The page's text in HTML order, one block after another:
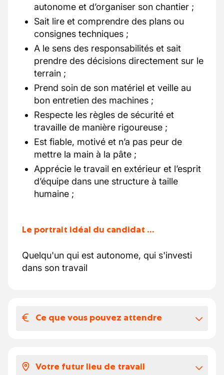
autonome et d’organiser son chantier ;
Sait lire et comprendre des plans ou
consignes techniques ;
A le sens des responsabilités et sait
prendre des décisions directement sur le
terrain ;
Prend soin de son matériel et veille au
bon entretien des machines ;
Respecte les règles de sécurité et
travaille de manière rigoureuse ;
Est fiable, motivé et n’a pas peur de
mettre la main à la pâte ;
Apprécie le travail en extérieur et l’esprit
d’équipe dans une structure à taille
humaine ;
Le portrait idéal du candidat …
Quelqu'un qui est autonome, qui s'investi
dans son travail
Ce que vous pouvez attendre
un contrat fixe après la période intérim
Votre futur lieu de travail